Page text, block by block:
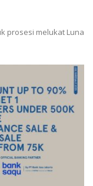
prosesi melukat Luna